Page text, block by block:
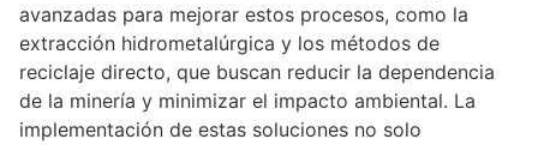
avanzadas para mejorar estos procesos, como la
extracción hidrometalúrgica y los métodos de
reciclaje directo, que buscan reducir la dependencia
de la minería y minimizar el impacto ambiental. La
implementación de estas soluciones no solo